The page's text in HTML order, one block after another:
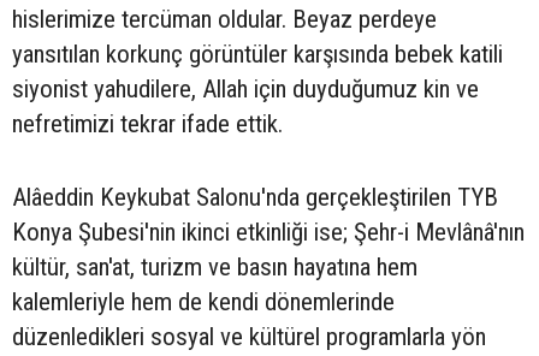
hislerimize tercüman oldular. Beyaz perdeye
yansıtılan korkunç görüntüler karşısında bebek katili
siyonist yahudilere, Allah için duyduğumuz kin ve
nefretimizi tekrar ifade ettik.
Alâeddin Keykubat Salonu'nda gerçekleştirilen TYB
Konya Şubesi'nin ikinci etkinliği ise; Şehr-i Mevlânâ'nın
kültür, san'at, turizm ve basın hayatına hem
kalemleriyle hem de kendi dönemlerinde
düzenledikleri sosyal ve kültürel programlarla yön